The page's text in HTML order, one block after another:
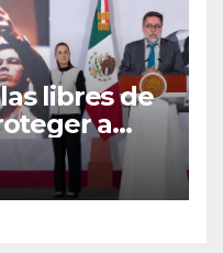
libres de
a
y otros